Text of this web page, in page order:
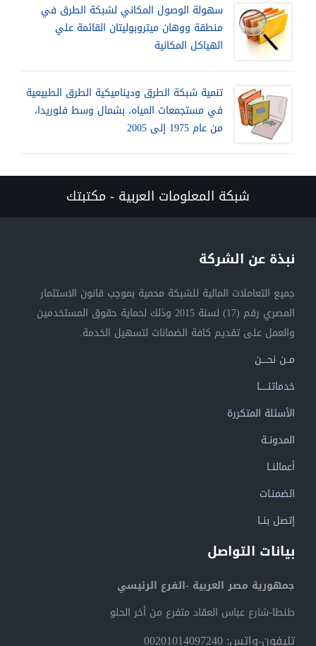
سهولة الوصول المكاني لشبكة الطرق في
منطقة ووهان ميتروبوليتان القائمة علي
الهياكل المكانية
تنمية شبكة الطرق وديناميكية الطرق الطبيعية
في مستجمعات المياه، بشمال وسط فلوريدا،
من عام 1975 إلى 2005
شبكة المعلومات العربية - مكتبتك
نبذة عن الشركة
جميع التعاملات المالية للشبكة محمية بموجب قانون الاستثمار
المصري رقم (17) لسنة 2015 وذلك لحماية حقوق المستخدمين
والعمل على تقديم كافة الضمانات لتسهيل الخدمة.
مــن نحــــن
خدماتنــــــا
الأسئلة المتكررة
المدونــة
أعمالنــا
الضمنـات
إتصل بنــا
بيانات التواصل
جمهورية مصر العربية -الفرع الرئيسي
طنطا-شارع عباس العقاد متفرع من أخر الحلو
تليفون-واتس: 00201014097240